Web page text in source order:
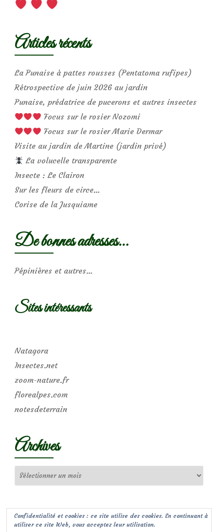
Articles récents
La Punaise à pattes rousses (Pentatoma rufipes)
Rétrospective de juin 2026 au jardin
Punaise, prédatrice de pucerons et autres insectes
Focus sur le rosier Nozomi
Focus sur le rosier Marie Dermar
Visite au jardin de Martine (jardin privé)
La volucelle transparente
Insecte : Le Clairon
Sur les fleurs de circe…
Corise de la Jusquiame
De bonnes adresses…
Pépinières et autres…
Sites intéressants
Natagora
Insectes.net
zoom-nature.fr
florealpes.com
notesdeterrain
Archives
Confidentialité et cookies : ce site utilise des cookies. En continuant à
utiliser ce site Web, vous acceptez leur utilisation.